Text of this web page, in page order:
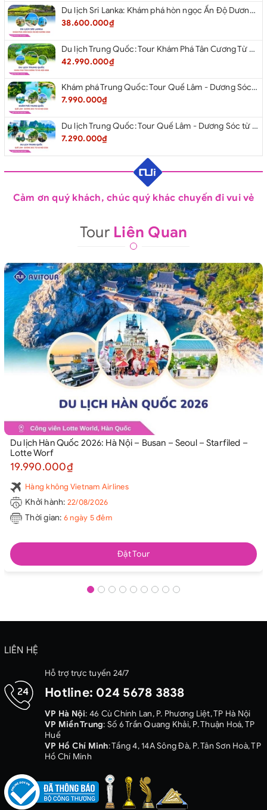
Du lịch Sri Lanka: Khám phá hòn ngọc Ấn Độ Dương 2026
38.600.000₫
Du lịch Trung Quốc: Tour Khám Phá Tân Cương Từ Hà Nội 2026
42.990.000₫
Khám phá Trung Quốc: Tour Quế Lâm - Dương Sóc từ Hà Nội 2026
7.990.000₫
Du lịch Trung Quốc: Tour Quế Lâm - Dương Sóc từ Hà Nội 2026
7.290.000₫
Cảm ơn quý khách, chúc quý khác chuyến đi vui vẻ
Tour Liên Quan
Du lịch Hàn Quốc 2026: Hà Nội – Busan – Seoul – Starfiled –
Lotte Worf
19.990.000₫
Hàng không Vietnam Airlines
Khởi hành: 22/08/2026
Thời gian: 6 ngày 5 đêm
Đặt Tour
LIÊN HỆ
Hỗ trợ trực tuyến 24/7
Hotline: 024 5678 3838
VP Hà Nội: 46 Cù Chính Lan, P. Phương Liệt, TP Hà Nội
VP Miền Trung: Số 6 Trần Quang Khải, P. Thuận Hoá, TP
Huế
VP Hồ Chí Minh: Tầng 4, 14A Sông Đà, P. Tân Sơn Hoà, TP
Hồ Chí Minh